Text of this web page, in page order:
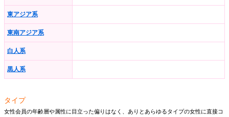
東アジア系
東南アジア系
白人系
黒人系
タイプ
女性会員の年齢層や属性に目立った偏りはなく、ありとあらゆるタイプの女性に直接コ